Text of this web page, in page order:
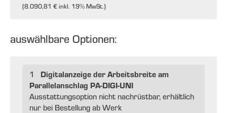
(8.090,81 €inkl. 19% MwSt.)
auswählbare Optionen:
1
Digitalanzeige der Arbeitsbreite am
Parallelanschlag PA-DIGI-UNI
Ausstattungsoption nicht nachrüstbar, erhältlich
nur bei Bestellung ab Werk